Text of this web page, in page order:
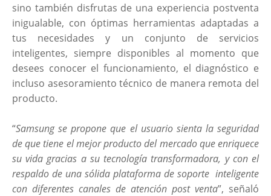
sino también disfrutas de una experiencia postventa
inigualable, con óptimas herramientas adaptadas a
tus necesidades y un conjunto de servicios
inteligentes, siempre disponibles al momento que
desees conocer el funcionamiento, el diagnóstico e
incluso asesoramiento técnico de manera remota del
producto.
“Samsung se propone que el usuario sienta la seguridad
de que tiene el mejor producto del mercado que enriquece
su vida gracias a su tecnología transformadora, y con el
respaldo de una sólida plataforma de soporte inteligente
con diferentes canales de atención post venta”, señaló